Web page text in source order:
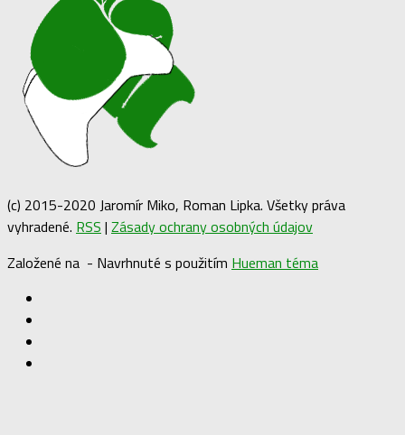
(c) 2015-2020 Jaromír Miko, Roman Lipka. Všetky práva
vyhradené. RSS | Zásady ochrany osobných údajov
Založené na - Navrhnuté s použitím Hueman téma